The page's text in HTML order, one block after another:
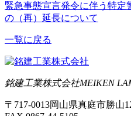
緊急事態宣言発令に伴う特定
の（再）延長について
一覧に戻る
銘建工業株式会社MEIKEN
〒717-0013岡山県真庭市勝山